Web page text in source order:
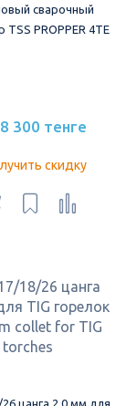
сварочный
TSS PROPPER 4TE
300 тенге
скидку